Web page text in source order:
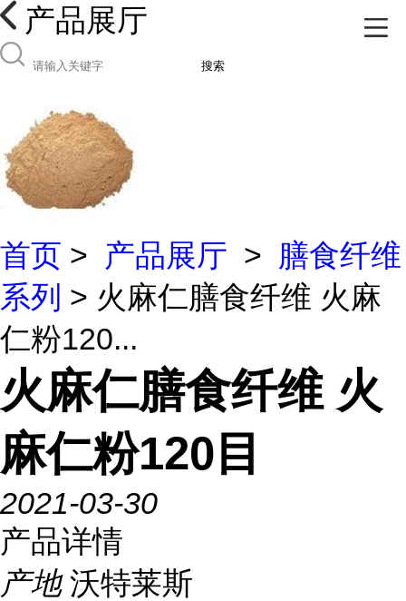
产品展厅
搜索
首页 > 产品展厅 > 膳食纤维
系列 > 火麻仁膳食纤维 火麻
仁粉120...
火麻仁膳食纤维 火
麻仁粉120目
2021-03-30
产品详情
产地 沃特莱斯